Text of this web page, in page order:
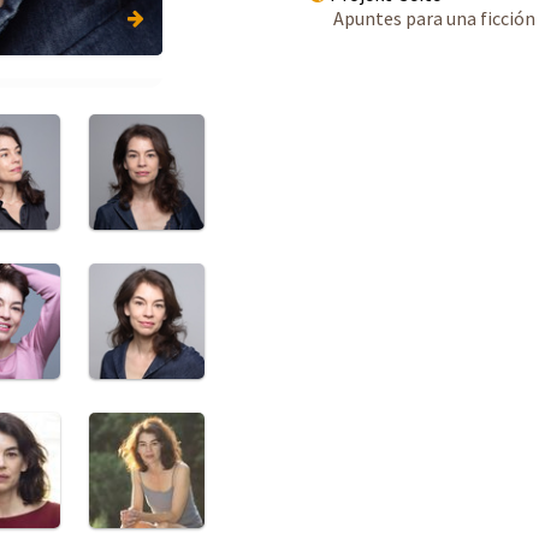
Apuntes para una